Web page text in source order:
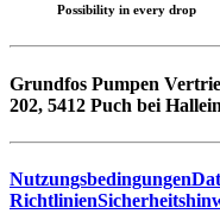
Possibility in every drop
Grundfos Pumpen
202, 5412 Puch bei
Nutzungsbedingungen
Richtlinien